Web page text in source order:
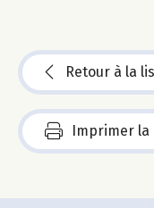
Retour à la
Imprimer